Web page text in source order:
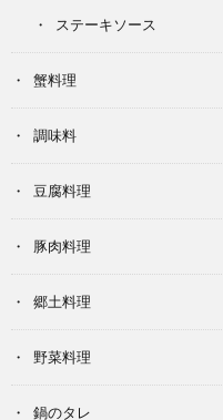
ステーキソース
蟹料理
調味料
豆腐料理
豚肉料理
郷土料理
野菜料理
鍋のタレ